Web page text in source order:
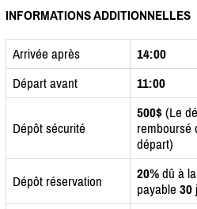
INFORMATIONS ADDITIONNELLES
Arrivée après
14:00
Départ avant
11:00
Dépôt sécurité
500$ (Le
remboursé
départ)
Dépôt réservation 20% dû à
payable 30